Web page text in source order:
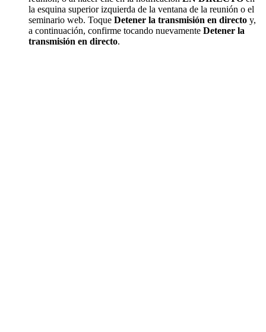
la esquina superior izquierda de la ventana de la reunión o el
seminario web. Toque Detener la transmisión en directo y,
a continuación, confirme tocando nuevamente Detener la
transmisión en directo.